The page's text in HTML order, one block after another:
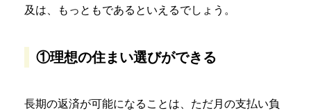
及は、もっともであるといえるでしょう。
①理想の住まい選びができる
長期の返済が可能になることは、ただ月の支払い負